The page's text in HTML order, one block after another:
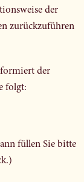
der
zurückzuführen
der
folgt:
füllen Sie bitte